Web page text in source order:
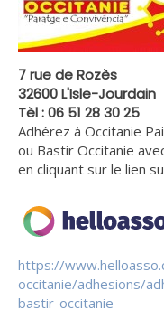
7 rue de Rozès
32600 L'Isle-Jourdain
Tèl : 06 51 28 30 25
Adhérez à Occitanie
ou Bastir Occitanie
en cliquant sur le lien
https://
occitanie/adhesions/
bastir-occitanie